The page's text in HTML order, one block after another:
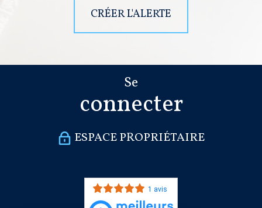
CRÉER L'ALERTE
Se
connecter
ESPACE PROPRIÉTAIRE
1 avis